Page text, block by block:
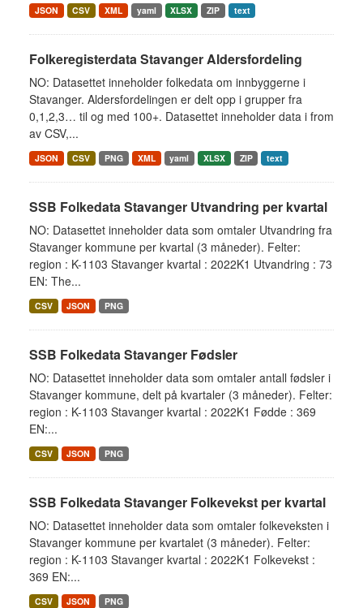
JSON CSV XML yaml XLSX ZIP text
Folkeregisterdata Stavanger Aldersfordeling
NO: Datasettet inneholder folkedata om innbyggerne i
Stavanger. Aldersfordelingen er delt opp i grupper fra
0,1,2,3… til og med 100+. Datasettet inneholder data i from
av CSV,...
JSON CSV PNG XML yaml XLSX ZIP text
SSB Folkedata Stavanger Utvandring per kvartal
NO: Datasettet inneholder data som omtaler Utvandring fra
Stavanger kommune per kvartal (3 måneder). Felter:
region : K-1103 Stavanger kvartal : 2022K1 Utvandring : 73
EN: The...
CSV JSON PNG
SSB Folkedata Stavanger Fødsler
NO: Datasettet inneholder data som omtaler antall fødsler i
Stavanger kommune, delt på kvartaler (3 måneder). Felter:
region : K-1103 Stavanger kvartal : 2022K1 Fødde : 369
EN:...
CSV JSON PNG
SSB Folkedata Stavanger Folkevekst per kvartal
NO: Datasettet inneholder data som omtaler folkeveksten i
Stavanger kommune per kvartalet (3 måneder). Felter:
region : K-1103 Stavanger kvartal : 2022K1 Folkevekst :
369 EN:...
CSV JSON PNG